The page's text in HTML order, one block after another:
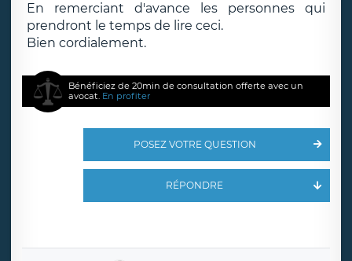
En remerciant d'avance les personnes qui
prendront le temps de lire ceci.
Bien cordialement.
Bénéficiez de 20min de consultation offerte avec un
avocat. En profiter
POSEZ VOTRE QUESTION
RÉPONDRE